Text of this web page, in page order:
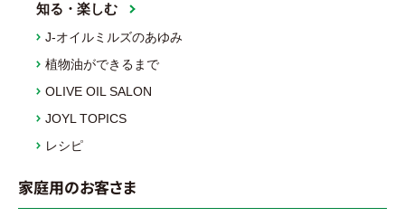
知る・楽しむ
J-オイルミルズのあゆみ
植物油ができるまで
OLIVE OIL SALON
JOYL TOPICS
レシピ
家庭用のお客さま